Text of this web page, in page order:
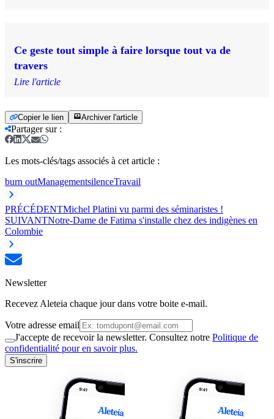
Ce geste tout simple à faire lorsque tout va de
travers
Lire l'article
Copier le lien Archiver l'article
Partager sur:
Les mots-clés/tags associés à cet article :
burn outManagementsilenceTravail
PRÉCÉDENTMichel Platini vu parmi des séminaristes !
SUIVANTNotre-Dame de Fatima s'installe chez des indigènes en
Colombie
Newsletter
Recevez Aleteia chaque jour dans votre boite e-mail.
Votre adresse email
J'accepte de recevoir la newsletter. Consultez notre Politique de
confidentialité pour en savoir plus.
S'inscrire